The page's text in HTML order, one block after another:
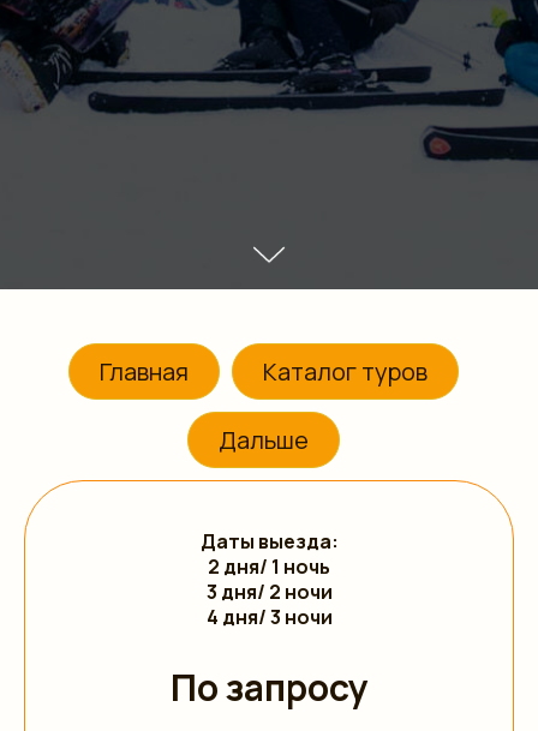
Главная Каталог туров
Дальше
Даты выезда:
2 дня/ 1 ночь
3 дня/ 2 ночи
4 дня/ 3 ночи
По запросу